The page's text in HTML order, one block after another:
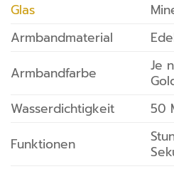
Glas
Armbandmaterial
Armbandfarbe
Je
Wasserdichtigkeit
50
Funktionen